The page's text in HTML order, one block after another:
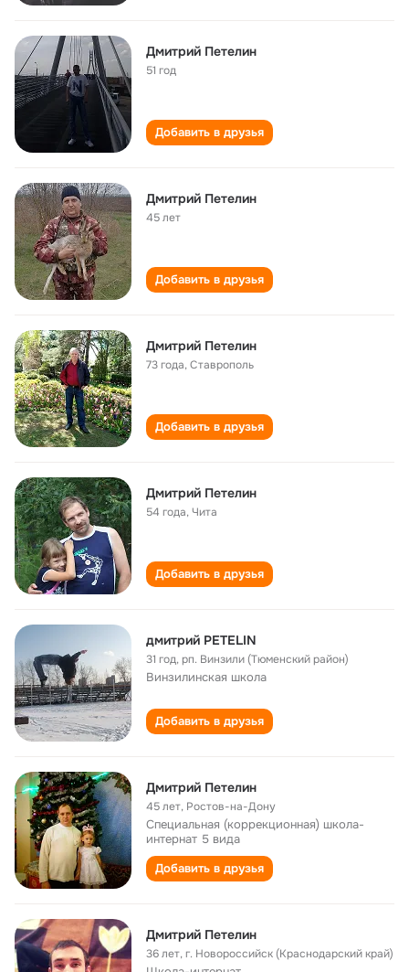
Дмитрий Петелин
51 год
Добавить в друзья
Дмитрий Петелин
45 лет
Добавить в друзья
Дмитрий Петелин
73 года,Ставрополь
Добавить в друзья
Дмитрий Петелин
54 года,Чита
Добавить в друзья
дмитрий PETELIN
31 год,рп. Винзили (Тюменский район)
Винзилинская школа
Добавить в друзья
Дмитрий Петелин
45 лет, Ростов-на-Дону
Специальная (коррекционная) школа-
интернат 5 вида
Добавить в друзья
Дмитрий Петелин
36 лет,г. Новороссийск (Краснодарский край)